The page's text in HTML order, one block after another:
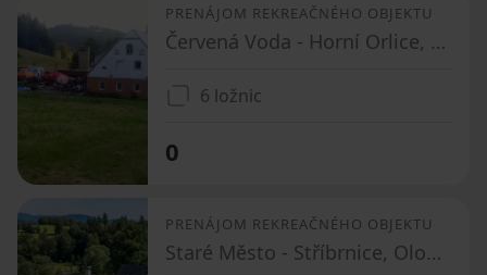
PRENÁJOM REKREAČNÉHO OBJEKTU
Červená Voda - Horní Orlice, Pardubický kraj
6 ložnic
0
PRENÁJOM REKREAČNÉHO OBJEKTU
Staré Město - Stříbrnice, Olomoucký kraj